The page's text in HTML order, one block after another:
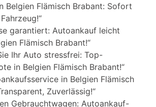
Belgien Flämisch Brabant: Sofort
garantiert: Autoankauf leicht
Flämisch Brabant!“
Ihr Auto stressfrei: Top-
in Belgien Flämisch Brabant!“
in Belgien Flämisch
Zuverlässig!“
Gebrauchtwagen: Autoankauf-
Verkaufen in
in